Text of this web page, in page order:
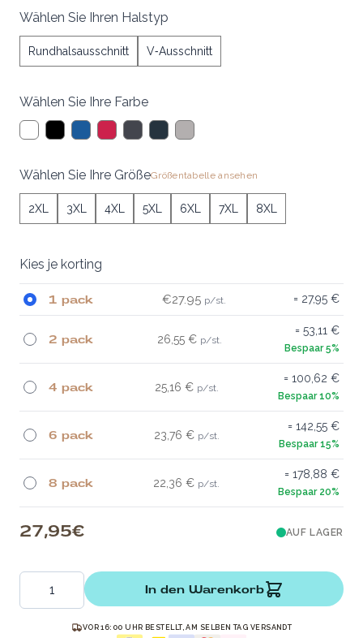
Wählen Sie Ihren Halstyp
Rundhalsausschnitt V‑Ausschnitt
Wählen Sie Ihre Farbe
Wählen Sie Ihre GrößeGrößentabelle ansehen
2XL 3XL 4XL 5XL 6XL 7XL 8XL
Kies je korting
1 pack €27.95 27,95 €
2 pack 26,55 €
53,11 €
4 pack 25,16 €
100,62 €
6 pack 23,76 €
142,55 €
8 pack 22,36 €
178,88 €
27,95 € AUF LAGER
Menge
In den Warenkorb
VOR 16:00 UHR BESTELLT, AM SELBEN TAG VERSANDT